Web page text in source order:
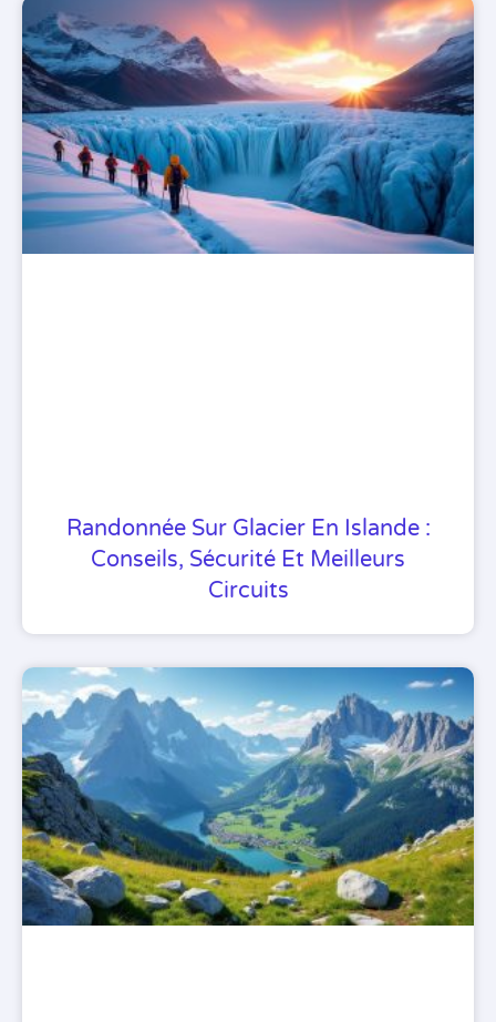
Randonnée Sur Glacier En Islande :
Conseils, Sécurité Et Meilleurs
Circuits